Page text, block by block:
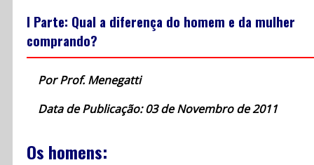
I Parte: Qual a diferença do homem e da mulher
comprando?
Por Prof. Menegatti
Data de Publicação: 03 de Novembro de 2011
Os homens: